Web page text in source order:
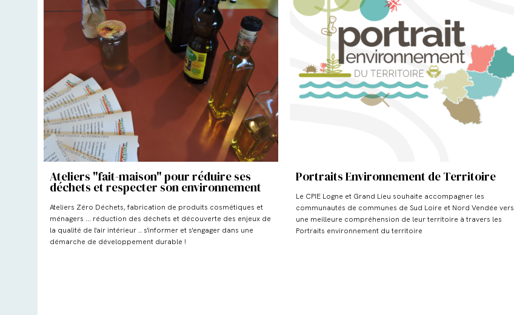
Ateliers "fait-maison" pour réduire ses
déchets et respecter son environnement
Ateliers Zéro Déchets, fabrication de produits cosmétiques et
ménagers ... réduction des déchets et découverte des enjeux de
la qualité de l'air intérieur .. s'informer et s'engager dans une
démarche de développement durable !
Portraits Environnement de Territoire
Le CPIE Logne et Grand Lieu souhaite accompagner les
communautés de communes de Sud Loire et Nord Vendée vers
une meilleure compréhension de leur territoire à travers les
Portraits environnement du territoire